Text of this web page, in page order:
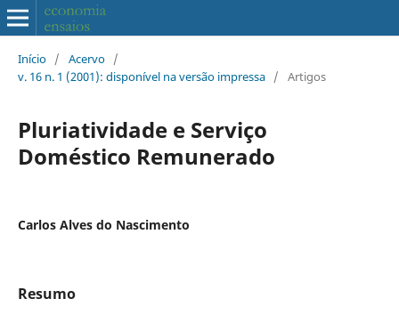
Início / Acervo /
v. 16 n. 1 (2001): disponível na versão impressa / Artigos
Pluriatividade e Serviço
Doméstico Remunerado
Carlos Alves do Nascimento
Resumo